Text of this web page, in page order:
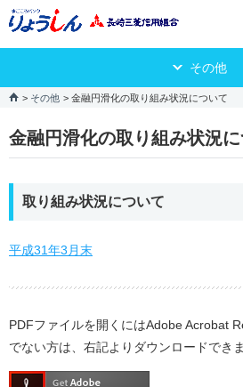
その他
その他 金融円滑化の取り組み状況について
金融円滑化の取り組み状況
取り組み状況について
平成31年3月末
PDFファイルを開くにはAdobe Acrobat
でない方は、右記よりダウンロードできま